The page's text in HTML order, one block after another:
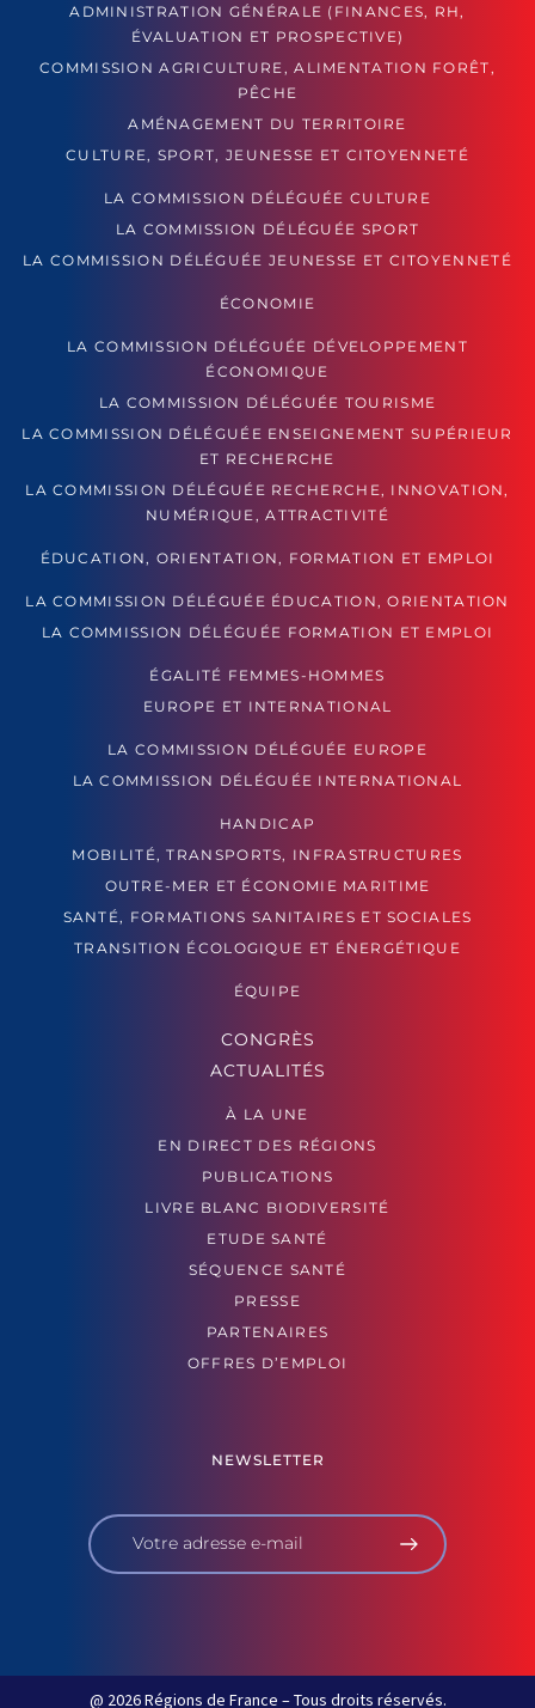
ADMINISTRATION GÉNÉRALE (FINANCES, RH,
ÉVALUATION ET PROSPECTIVE)
COMMISSION AGRICULTURE, ALIMENTATION FORÊT,
PÊCHE
AMÉNAGEMENT DU TERRITOIRE
CULTURE, SPORT, JEUNESSE ET CITOYENNETÉ
LA COMMISSION DÉLÉGUÉE CULTURE
LA COMMISSION DÉLÉGUÉE SPORT
LA COMMISSION DÉLÉGUÉE JEUNESSE ET CITOYENNETÉ
ÉCONOMIE
LA COMMISSION DÉLÉGUÉE DÉVELOPPEMENT
ÉCONOMIQUE
LA COMMISSION DÉLÉGUÉE TOURISME
LA COMMISSION DÉLÉGUÉE ENSEIGNEMENT SUPÉRIEUR
ET RECHERCHE
LA COMMISSION DÉLÉGUÉE RECHERCHE, INNOVATION,
NUMÉRIQUE, ATTRACTIVITÉ
ÉDUCATION, ORIENTATION, FORMATION ET EMPLOI
LA COMMISSION DÉLÉGUÉE ÉDUCATION, ORIENTATION
LA COMMISSION DÉLÉGUÉE FORMATION ET EMPLOI
ÉGALITÉ FEMMES-HOMMES
EUROPE ET INTERNATIONAL
LA COMMISSION DÉLÉGUÉE EUROPE
LA COMMISSION DÉLÉGUÉE INTERNATIONAL
HANDICAP
MOBILITÉ, TRANSPORTS, INFRASTRUCTURES
OUTRE-MER ET ÉCONOMIE MARITIME
SANTÉ, FORMATIONS SANITAIRES ET SOCIALES
TRANSITION ÉCOLOGIQUE ET ÉNERGÉTIQUE
ÉQUIPE
CONGRÈS
ACTUALITÉS
À LA UNE
EN DIRECT DES RÉGIONS
PUBLICATIONS
LIVRE BLANC BIODIVERSITÉ
ETUDE SANTÉ
SÉQUENCE SANTÉ
PRESSE
PARTENAIRES
OFFRES D’EMPLOI
NEWSLETTER
@ 2026 Régions de France – Tous droits réservés.